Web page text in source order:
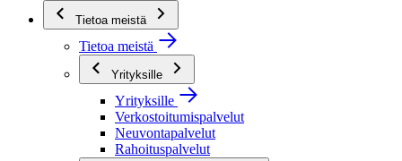
Tietoa meistä
Tietoa meistä
Yrityksille
Yrityksille
Verkostoitumispalvelut
Neuvontapalvelut
Rahoituspalvelut